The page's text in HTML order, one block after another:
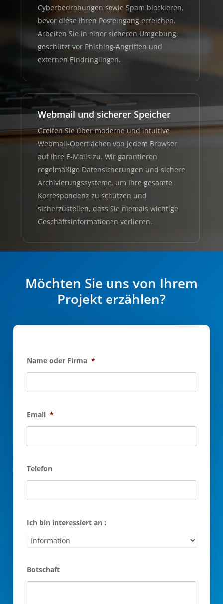
Cyberbedrohungen sowie Spam blockieren,
bevor diese Ihren Posteingang erreichen.
Arbeiten Sie in einer sicheren Umgebung,
geschützt vor Phishing-Angriffen und
externen Eindringlingen.
Webmail und sicherer Speicher
Greifen Sie über moderne und intuitive
Webmail-Oberflächen von jedem Browser
auf Ihre E-Mails zu. Wir garantieren
regelmäßige Datensicherungen und sichere
Archivierungssysteme, um Ihre gesamte
Korrespondenz zu schützen und
sicherzustellen, dass Sie niemals wichtige
Geschäftsinformationen verlieren.
Möchten Sie uns von Ihrem
Projekt erzählen?
Name oder Firma *
Email *
Telefon
Ich bin interessiert an :
Botschaft